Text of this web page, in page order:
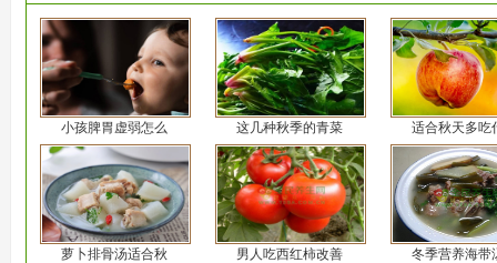
小孩脾胃虚弱怎么 这几种秋季的青菜 适合秋天多吃
萝卜排骨汤适合秋 男人吃西红柿改善 冬季营养海带